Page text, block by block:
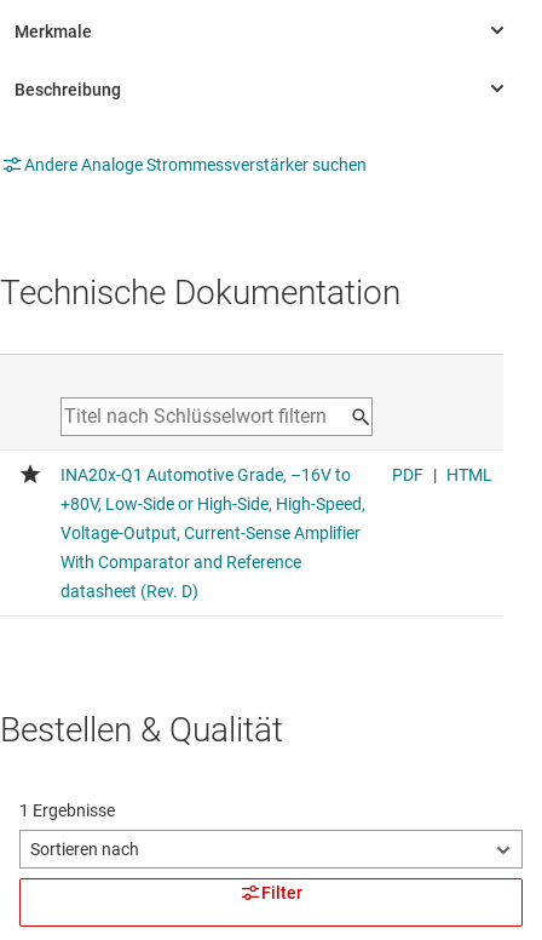
Andere Analoge Strommessverstärker suchen
Technische Dokumentation
Bestellen & Qualität